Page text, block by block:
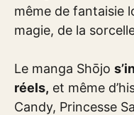
même de fantaisie
magie, de la
Le manga Shōjo
réels, et même
Candy, Princesse